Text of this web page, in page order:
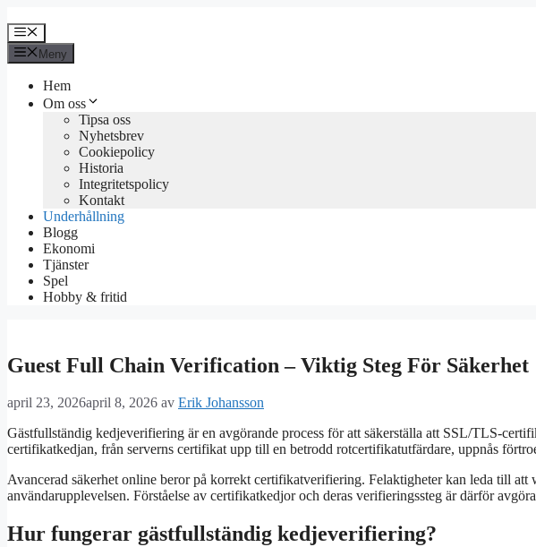
till
innehåll
Meny
Meny
Hem
Om oss
Tipsa oss
Nyhetsbrev
Cookiepolicy
Historia
Integritetspolicy
Kontakt
Underhållning
Blogg
Ekonomi
Tjänster
Spel
Hobby & fritid
Guest Full Chain Verification – Viktig Steg För Säkerhet
april 23, 2026april 8, 2026 av Erik Johansson
Gästfullständig kedjeverifiering är en avgörande process för att säkerställa att SSL/TLS-
certifikatkedjan, från serverns certifikat upp till en betrodd rotcertifikatutfärdare, uppnås
Avancerad säkerhet online beror på korrekt certifikatverifiering. Felaktigheter kan leda till att
användarupplevelsen. Förståelse av certifikatkedjor och deras verifieringssteg är därför
Hur fungerar gästfullständig kedjeverifiering?